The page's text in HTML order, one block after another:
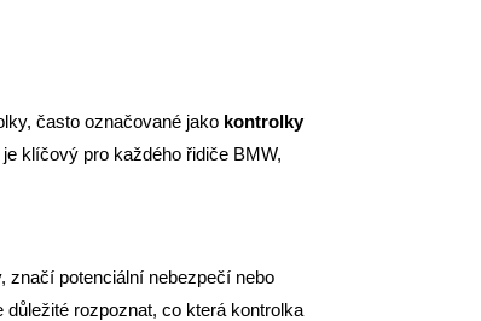
často označované jako kontrolky
klíčový pro každého řidiče BMW,
značí potenciální nebezpečí nebo
rozpoznat, co která kontrolka